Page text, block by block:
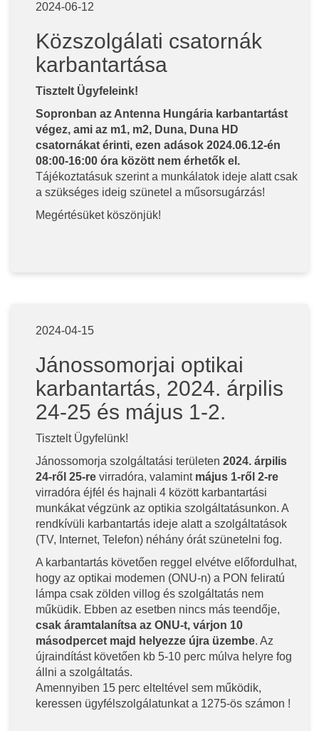
2024-06-12
Közszolgálati csatornák
karbantartása
Tisztelt Ügyfeleink!
Sopronban az Antenna Hungária karbantartást
végez, ami az m1, m2, Duna, Duna HD
csatornákat érinti, ezen adások 2024.06.12-én
08:00-16:00 óra között nem érhetők el.
Tájékoztatásuk szerint a munkálatok ideje alatt csak
a szükséges ideig szünetel a műsorsugárzás!
Megértésüket köszönjük!
2024-04-15
Jánossomorjai optikai
karbantartás, 2024. árpilis
24-25 és május 1-2.
Tisztelt Ügyfelünk!
Jánossomorja szolgáltatási területen 2024. árpilis
24-ről 25-re virradóra, valamint május 1-ről 2-re
virradóra éjfél és hajnali 4 között karbantartási
munkákat végzünk az optikia szolgáltatásunkon. A
rendkívüli karbantartás ideje alatt a szolgáltatások
(TV, Internet, Telefon) néhány órát szünetelni fog.
A karbantartás követően reggel elvétve előfordulhat,
hogy az optikai modemen (ONU-n) a PON feliratú
lámpa csak zölden villog és szolgáltatás nem
műküdik. Ebben az esetben nincs más teendője,
csak áramtalanítsa az ONU-t, várjon 10
másodpercet majd helyezze újra üzembe. Az
újraindítást követően kb 5-10 perc múlva helyre fog
állni a szolgáltatás.
Amennyiben 15 perc elteltével sem működik,
keressen ügyfélszolgálatunkat a 1275-ös számon !